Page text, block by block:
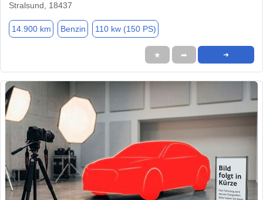
Stralsund, 18437
14.900 km Benzin 110 kw (150 PS)
★ ➦ ➜